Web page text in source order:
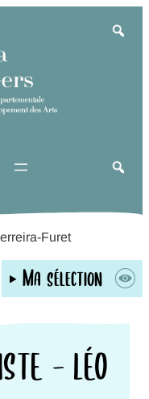
Furet
Ma sélection
– LÉO